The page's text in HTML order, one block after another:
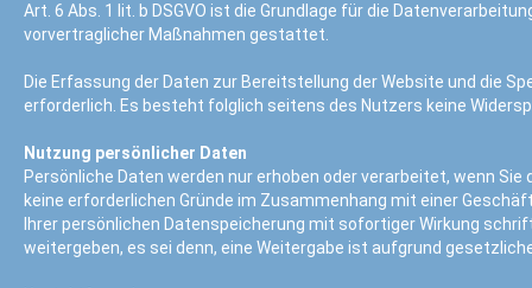
Art. 6 Abs. 1 lit. b DSGVO ist die Grundlage für die
vorvertraglicher Maßnahmen gestattet.
Die Erfassung der Daten zur Bereitstellung der Website und die
erforderlich. Es besteht folglich seitens des Nutzers keine
Nutzung persönlicher Daten
Persönliche Daten werden nur erhoben oder verarbeitet, wenn
keine erforderlichen Gründe im Zusammenhang mit einer
Ihrer persönlichen Datenspeicherung mit sofortiger Wirkung
weitergeben, es sei denn, eine Weitergabe ist aufgrund